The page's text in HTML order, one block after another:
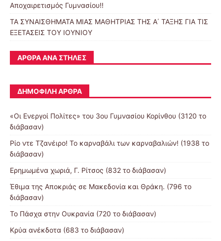
Αποχαιρετισμός Γυμνασίου!!
ΤΑ ΣΥΝΑΙΣΘΗΜΑΤΑ ΜΙΑΣ ΜΑΘΗΤΡΙΑΣ ΤΗΣ Α΄ ΤΑΞΗΣ ΓΙΑ ΤΙΣ
ΕΞΕΤΑΣΕΙΣ ΤΟΥ ΙΟΥΝΙΟΥ
ΆΡΘΡΑ ΑΝΆ ΣΤΉΛΕΣ
ΔΗΜΟΦΙΛΉ ΆΡΘΡΑ
«Οι Ενεργοί Πολίτες» του 3ου Γυμνασίου Κορίνθου (3120 το
διάβασαν)
Ρίο ντε Τζανέιρο! Το καρναβάλι των καρναβαλιών! (1938 το
διάβασαν)
Ερημωμένα χωριά, Γ. Ρίτσος (832 το διάβασαν)
Έθιμα της Αποκριάς σε Μακεδονία και Θράκη. (796 το
διάβασαν)
Το Πάσχα στην Ουκρανία (720 το διάβασαν)
Κρύα ανέκδοτα (683 το διάβασαν)